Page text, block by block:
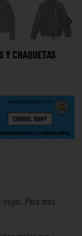
Y CHAQUETAS
Para más